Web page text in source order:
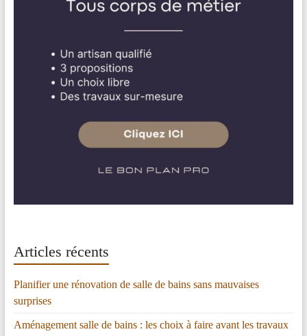
Articles récents
Planifier une rénovation de salle de bains sans mauvaises
surprises
Aménagement salle de bains : les choix à faire avant les travaux